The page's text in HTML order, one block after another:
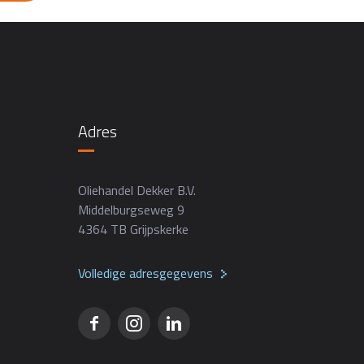
Adres
Oliehandel Dekker B.V.
Middelburgseweg 9
4364 TB Grijpskerke
Volledige adresgegevens